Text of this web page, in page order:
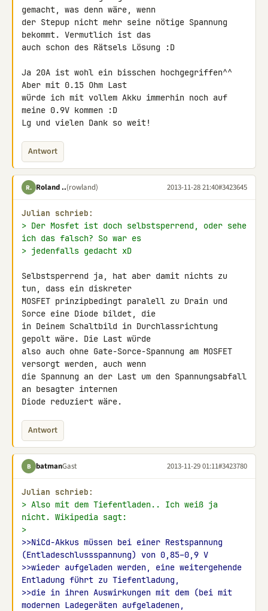
gemacht, was denn wäre, wenn
der Stepup nicht mehr seine nötige Spannung
bekommt. Vermutlich ist das
auch schon des Rätsels Lösung :D
Ja 20A ist wohl ein bisschen hochgegriffen^^
Aber mit 0.15 Ohm Last
würde ich mit vollem Akku immerhin noch auf
meine 0.9V kommen :D
Lg und vielen Dank so weit!
Antwort
R. Roland ..(rowland) 2013-11-28 21:40#3423645
Julian schrieb:
> Der Mosfet ist doch selbstsperrend, oder sehe
ich das falsch? So war es
> jedenfalls gedacht xD
Selbstsperrend ja, hat aber damit nichts zu
tun, dass ein diskreter
MOSFET prinzipbedingt paralell zu Drain und
Sorce eine Diode bildet, die
in Deinem Schaltbild in Durchlassrichtung
gepolt wäre. Die Last würde
also auch ohne Gate-Sorce-Spannung am MOSFET
versorgt werden, auch wenn
die Spannung an der Last um den Spannungsabfall
an besagter internen
Diode reduziert wäre.
Antwort
B batmanGast 2013-11-29 01:11#3423780
Julian schrieb:
> Also mit dem Tiefentladen.. Ich weiß ja
nicht. Wikipedia sagt:
>
>>NiCd-Akkus müssen bei einer Restspannung
(Entladeschlussspannung) von 0,85–0,9 V
>>wieder aufgeladen werden, eine weitergehende
Entladung führt zu Tiefentladung,
>>die in ihren Auswirkungen mit dem (bei mit
modernen Ladegeräten aufgeladenen,